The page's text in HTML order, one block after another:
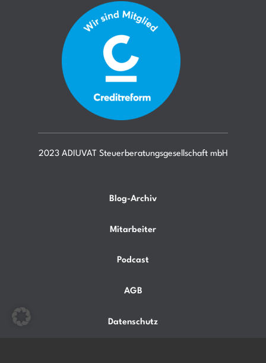
2023 ADIUVAT Steuerberatungsgesellschaft mbH
Blog-Archiv
Mitarbeiter
Podcast
AGB
Datenschutz